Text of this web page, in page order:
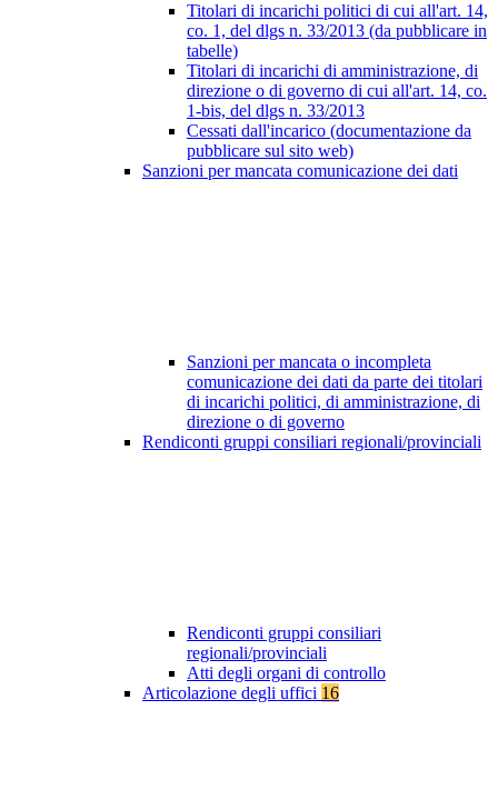
Titolari di incarichi politici di cui all'art. 14,
co. 1, del dlgs n. 33/2013 (da pubblicare in
tabelle)
Titolari di incarichi di amministrazione, di
direzione o di governo di cui all'art. 14, co.
1-bis, del dlgs n. 33/2013
Cessati dall'incarico (documentazione da
pubblicare sul sito web)
Sanzioni per mancata comunicazione dei dati
Sanzioni per mancata o incompleta
comunicazione dei dati da parte dei titolari
di incarichi politici, di amministrazione, di
direzione o di governo
Rendiconti gruppi consiliari regionali/provinciali
Rendiconti gruppi consiliari
regionali/provinciali
Atti degli organi di controllo
Articolazione degli uffici 16